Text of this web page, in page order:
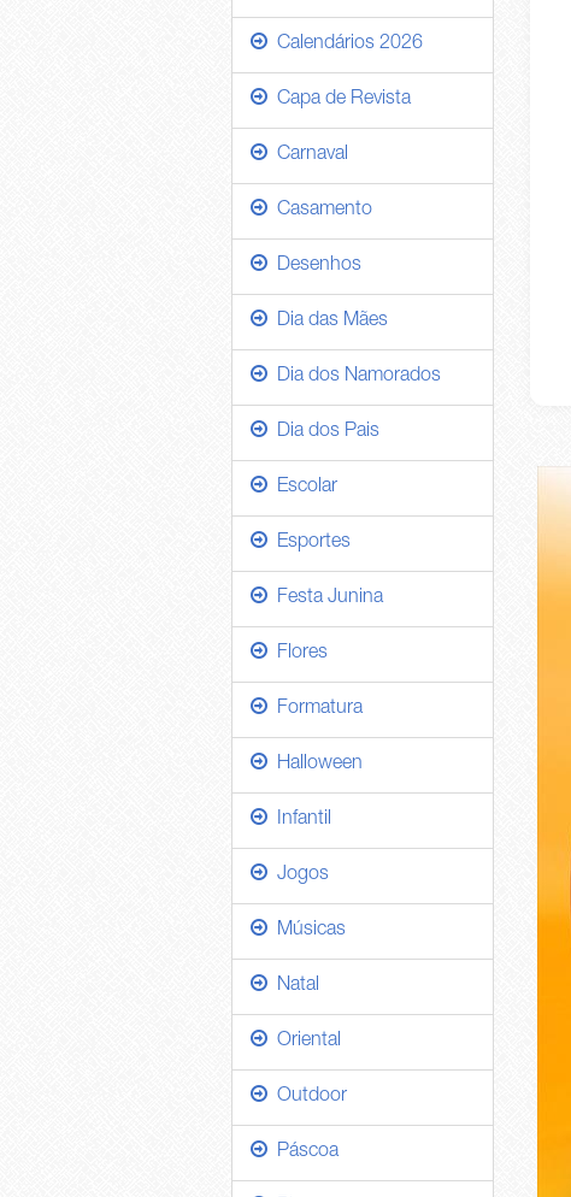
Calendários 2026
Capa de Revista
Carnaval
Casamento
Desenhos
Dia das Mães
Dia dos Namorados
Dia dos Pais
Escolar
Esportes
Festa Junina
Flores
Formatura
Halloween
Infantil
Jogos
Músicas
Natal
Oriental
Outdoor
Páscoa